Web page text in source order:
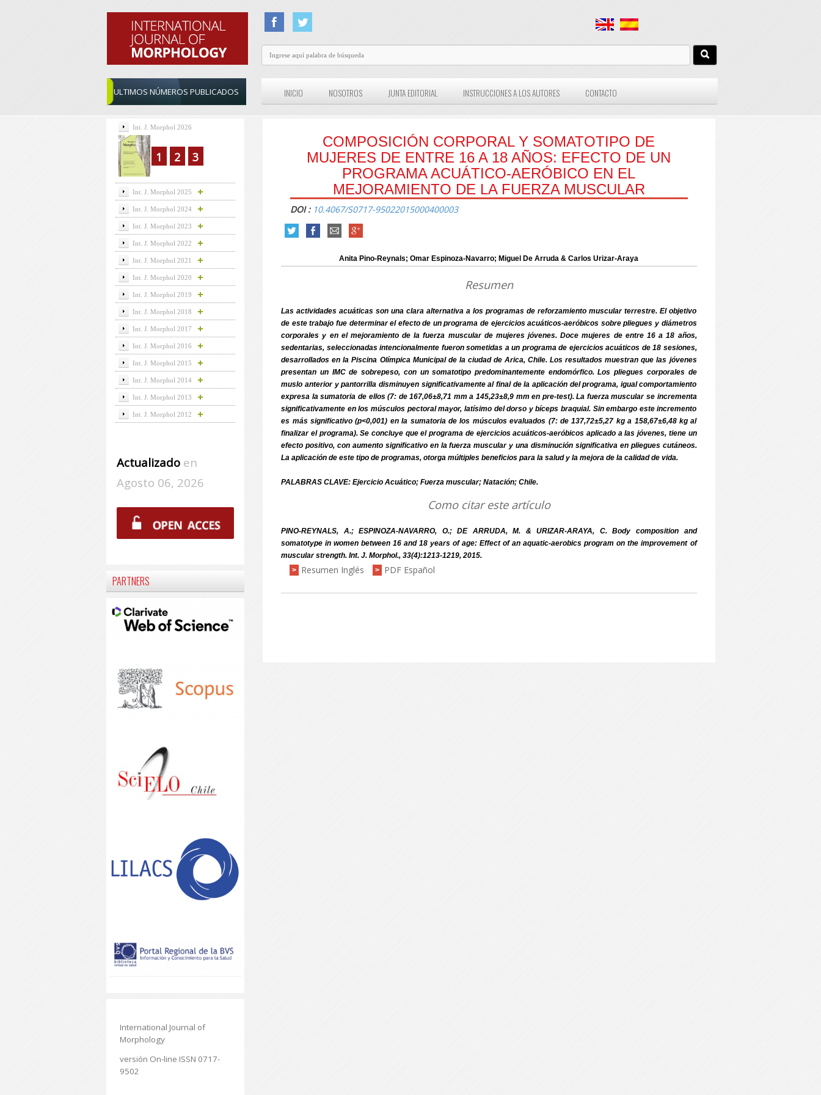
ULTIMOS NÚMEROS PUBLICADOS INICIO NOSOTROS JUNTA EDITORIAL INSTRUCCIONES A LOS AUTORES CONTACTO
COMPOSICIÓN CORPORAL Y SOMATOTIPO DE
MUJERES DE ENTRE 16 A 18 AÑOS: EFECTO DE UN
PROGRAMA ACUÁTICO-AERÓBICO EN EL
MEJORAMIENTO DE LA FUERZA MUSCULAR
DOI : 10.4067/S0717-95022015000400003
Anita Pino-Reynals; Omar Espinoza-Navarro; Miguel De Arruda & Carlos Urizar-Araya
Resumen
Las actividades acuáticas son una clara alternativa a los programas de reforzamiento muscular terrestre. El objetivo
de este trabajo fue determinar el efecto de un programa de ejercicios acuáticos-aeróbicos sobre pliegues y diámetros
corporales y en el mejoramiento de la fuerza muscular de mujeres jóvenes. Doce mujeres de entre 16 a 18 años,
sedentarias, seleccionadas intencionalmente fueron sometidas a un programa de ejercicios acuáticos de 18 sesiones,
desarrollados en la Piscina Olímpica Municipal de la ciudad de Arica, Chile. Los resultados muestran que las jóvenes
presentan un IMC de sobrepeso, con un somatotipo predominantemente endomórfico. Los pliegues corporales de
muslo anterior y pantorrilla disminuyen significativamente al final de la aplicación del programa, igual comportamiento
expresa la sumatoria de ellos (7: de 167,06±8,71 mm a 145,23±8,9 mm en pre-test). La fuerza muscular se incrementa
significativamente en los músculos pectoral mayor, latísimo del dorso y bíceps braquial. Sin embargo este incremento
es más significativo (p<0,001) en la sumatoria de los músculos evaluados (7: de 137,72±5,27 kg a 158,67±6,48 kg al
finalizar el programa). Se concluye que el programa de ejercicios acuáticos-aeróbicos aplicado a las jóvenes, tiene un
efecto positivo, con aumento significativo en la fuerza muscular y una disminución significativa en pliegues cutáneos.
La aplicación de este tipo de programas, otorga múltiples beneficios para la salud y la mejora de la calidad de vida.
PALABRAS CLAVE: Ejercicio Acuático; Fuerza muscular; Natación; Chile.
Como citar este artículo
PINO-REYNALS, A.; ESPINOZA-NAVARRO, O.; DE ARRUDA, M. & URIZAR-ARAYA, C. Body composition and
somatotype in women between 16 and 18 years of age: Effect of an aquatic-aerobics program on the improvement of
muscular strength. Int. J. Morphol., 33(4):1213-1219, 2015.
>
Resumen Inglés > PDF Español
Int. J. Morphol 2026
1 2 3
Int. J. Morphol 2025
Int. J. Morphol 2024
Int. J. Morphol 2023
Int. J. Morphol 2022
Int. J. Morphol 2021
Int. J. Morphol 2020
Int. J. Morphol 2019
Int. J. Morphol 2018
Int. J. Morphol 2017
Int. J. Morphol 2016
Int. J. Morphol 2015
Int. J. Morphol 2014
Int. J. Morphol 2013
Int. J. Morphol 2012
Actualizadoen
Agosto 06, 2026
PARTNERS
International Journal of
Morphology
versión On-line ISSN 0717-
9502